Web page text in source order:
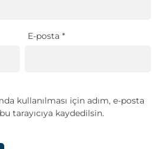
E-posta*
kullanılması için adım, e-posta
tarayıcıya kaydedilsin.